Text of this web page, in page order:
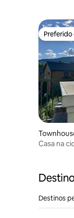
Preferido
s-Neiges
Casa na
Destinos